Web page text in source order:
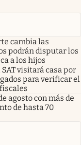
cambia las
podrán disputar los
a los hijos
visitará casa por
para verificar el
agosto con más de
de hasta 70